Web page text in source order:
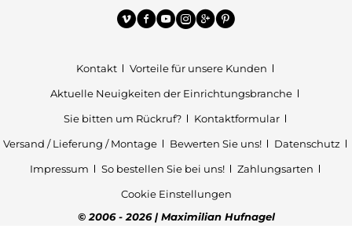
Kontakt
Vorteile für unsere Kunden
Aktuelle Neuigkeiten der Einrichtungsbranche
Sie bitten um Rückruf?
Kontaktformular
Versand / Lieferung / Montage
Bewerten Sie uns!
Datenschutz
Impressum
So bestellen Sie bei uns!
Zahlungsarten
Cookie Einstellungen
© 2006 - 2026 | Maximilian Hufnagel